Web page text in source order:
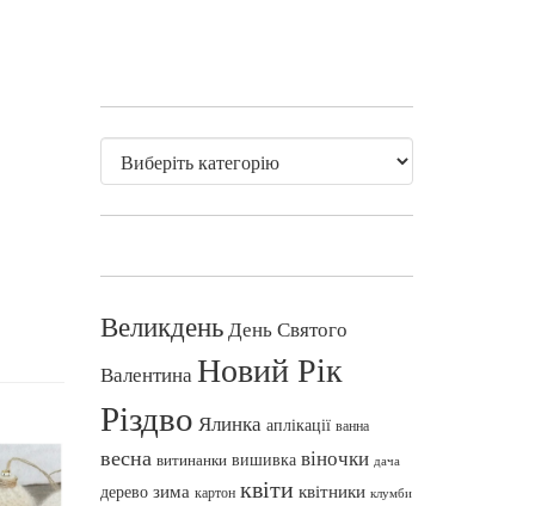
ВеликденьДень Святого
ВалентинаНовий Рік
Різдво Ялинка аплікації ванна
весна витинанки вишивка віночки дача
дерево зима картон квіти квітники клумби